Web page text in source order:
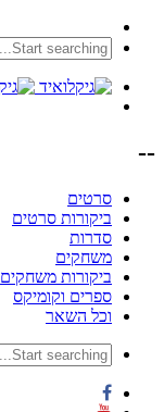
--
סרטים
ביקורות סרטים
סדרות
משחקים
ביקורות משחקים
ספרים וקומיקס
וכל השאר